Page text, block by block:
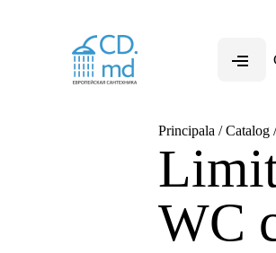
Principala / Catalog /
WC